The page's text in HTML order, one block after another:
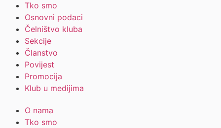
Tko smo
Osnovni podaci
Čelništvo kluba
Sekcije
Članstvo
Povijest
Promocija
Klub u medijima
O nama
Tko smo